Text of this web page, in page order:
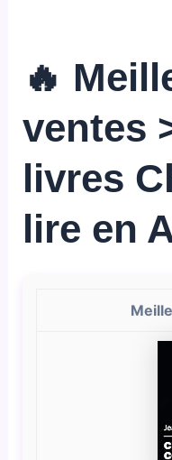
🔥
ventes
livres
lire en